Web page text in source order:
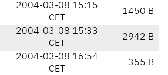
2004-03-08 15:15
CET
1450 B
2004-03-08 15:33
CET
2942 B
2004-03-08 16:54
CET
355 B